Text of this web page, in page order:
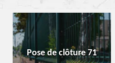
Pose de clôture 71